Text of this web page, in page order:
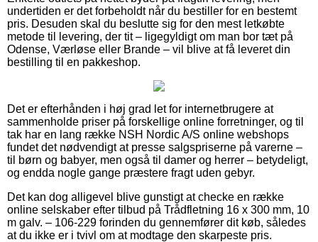
undertiden er det forbeholdt når du bestiller for en bestemt
pris. Desuden skal du beslutte sig for den mest letkøbte
metode til levering, der tit – ligegyldigt om man bor tæt på
Odense, Værløse eller Brande – vil blive at få leveret din
bestilling til en pakkeshop.
Det er efterhånden i høj grad let for internetbrugere at
sammenholde priser på forskellige online forretninger, og til
tak har en lang række NSH Nordic A/S online webshops
fundet det nødvendigt at presse salgspriserne på varerne –
til børn og babyer, men også til damer og herrer – betydeligt,
og endda nogle gange præstere fragt uden gebyr.
Det kan dog alligevel blive gunstigt at checke en række
online selskaber efter tilbud på Trådfletning 16 x 300 mm, 10
m galv. – 106-229 forinden du gennemfører dit køb, således
at du ikke er i tvivl om at modtage den skarpeste pris.